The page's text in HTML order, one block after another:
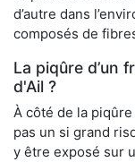
d’autre dans
composés de
La piqûre d’un
d'Ail ?
À côté de la
pas un si grand
y être exposé sur